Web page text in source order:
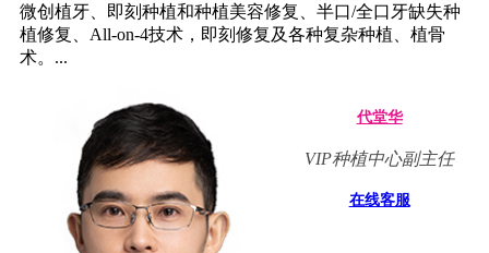
微创植牙、即刻种植和种植美容修复、半口/全口牙缺失种
植修复、All-on-4技术，即刻修复及各种复杂种植、植骨
术。...
代堂华
VIP种植中心副主任
在线客服